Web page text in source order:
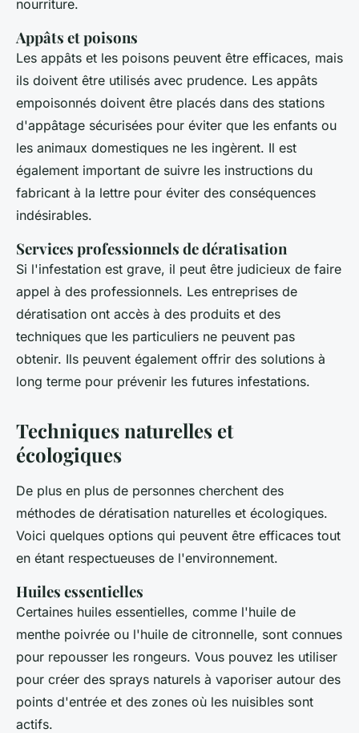
nourriture.
Appâts et poisons
Les appâts et les poisons peuvent être efficaces, mais
ils doivent être utilisés avec prudence. Les appâts
empoisonnés doivent être placés dans des stations
d'appâtage sécurisées pour éviter que les enfants ou
les animaux domestiques ne les ingèrent. Il est
également important de suivre les instructions du
fabricant à la lettre pour éviter des conséquences
indésirables.
Services professionnels de dératisation
Si l'infestation est grave, il peut être judicieux de faire
appel à des professionnels. Les entreprises de
dératisation ont accès à des produits et des
techniques que les particuliers ne peuvent pas
obtenir. Ils peuvent également offrir des solutions à
long terme pour prévenir les futures infestations.
Techniques naturelles et
écologiques
De plus en plus de personnes cherchent des
méthodes de dératisation naturelles et écologiques.
Voici quelques options qui peuvent être efficaces tout
en étant respectueuses de l'environnement.
Huiles essentielles
Certaines huiles essentielles, comme l'huile de
menthe poivrée ou l'huile de citronnelle, sont connues
pour repousser les rongeurs. Vous pouvez les utiliser
pour créer des sprays naturels à vaporiser autour des
points d'entrée et des zones où les nuisibles sont
actifs.